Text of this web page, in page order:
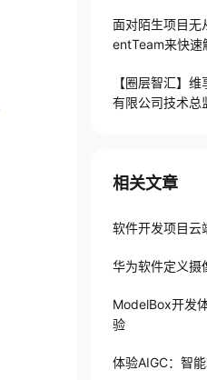
面对陌生项目无
entTeam来快速
【圈层智汇】
有限公司技术总
相关文章
软件开发项目
华为软件定义摄
ModelBox开发
验
体验AIGC：智